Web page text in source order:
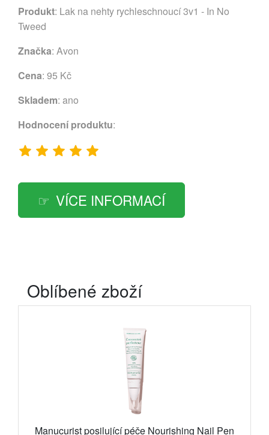
Produkt: Lak na nehty rychleschnoucí 3v1 - In No
Tweed
Značka: Avon
Cena: 95 Kč
Skladem: ano
Hodnocení produktu:
VÍCE INFORMACÍ
Oblíbené zboží
Manucurist posilující péče Nourishing Nail Pen